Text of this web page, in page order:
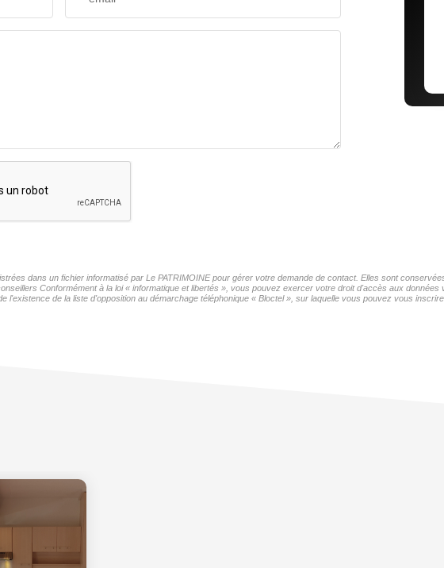
dans un fichier informatisé par Le PATRIMOINE pour gérer votre demande de contact. Elles sont
Conformément à la loi « informatique et libertés », vous pouvez exercer votre droit d'accès aux
l'existence de la liste d'opposition au démarchage téléphonique « Bloctel », sur laquelle vous pouvez vous